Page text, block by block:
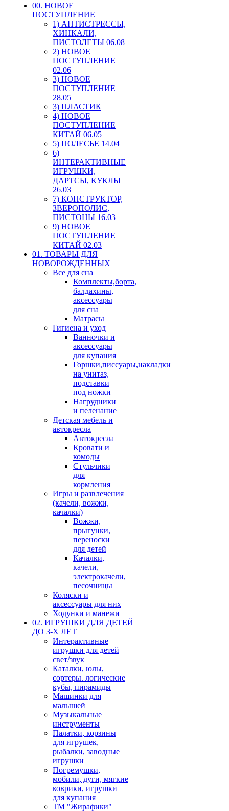
00. HОВОЕ
ПОСТУПЛЕНИЕ
1) АНТИСТРЕССЫ,
ХИНКАЛИ,
ПИСТОЛЕТЫ 06.08
2) НОВОЕ
ПОСТУПЛЕНИЕ
02.06
3) НОВОЕ
ПОСТУПЛЕНИЕ
28.05
3) ПЛАСТИК
4) НОВОЕ
ПОСТУПЛЕНИЕ
КИТАЙ 06.05
5) ПОЛЕСЬЕ 14.04
6)
ИНТЕРАКТИВНЫЕ
ИГРУШКИ,
ДАРТСЫ, КУКЛЫ
26.03
7) КОНСТРУКТОР,
ЗВЕРОПОЛИС,
ПИСТОНЫ 16.03
9) НОВОЕ
ПОСТУПЛЕНИЕ
КИТАЙ 02.03
01. ТОВАРЫ ДЛЯ
НОВОРОЖДЕННЫХ
Все для сна
Комплекты,борта,
балдахины,
аксессуары
для сна
Матрасы
Гигиена и уход
Ванночки и
аксессуары
для купания
Горшки,писсуары,накладки
на унитаз,
подставки
под ножки
Нагрудники
и пеленание
Детская мебель и
автокресла
Автокресла
Кровати и
комоды
Стульчики
для
кормления
Игры и развлечения
(качели, вожжи,
качалки)
Вожжи,
прыгунки,
переноски
для детей
Качалки,
качели,
электрокачели,
песочницы
Коляски и
аксессуары для них
Ходунки и манежи
02. ИГРУШКИ ДЛЯ ДЕТЕЙ
ДО 3-Х ЛЕТ
Интерактивные
игрушки для детей
свет/звук
Каталки, юлы,
сортеры. логические
кубы, пирамиды
Машинки для
малышей
Музыкальные
инструменты
Палатки, корзины
для игрушек,
рыбалки, заводные
игрушки
Погремушки,
мобили, дуги, мягкие
коврики, игрушки
для купания
ТМ "Жирафики"